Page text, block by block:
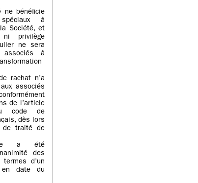
ne bénéficie
à
Société, et
privilège
ne sera
associés à
rachat n’a
associés
de l’article
code de
dès lors
de traité de
a été
des
d’un
en date du